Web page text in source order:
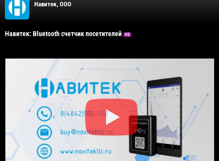
Навитек, ООО
Навитек: Bluetooth счетчик посетителей HD